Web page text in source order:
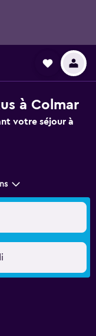
à Colmar
votre séjour à